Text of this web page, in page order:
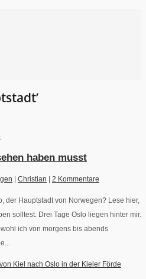
haben musst
Christian 2 Kommentare
der Hauptstadt von Norwegen? Lese hier,
solltest. Drei Tage Oslo liegen hinter mir.
ich von morgens bis abends